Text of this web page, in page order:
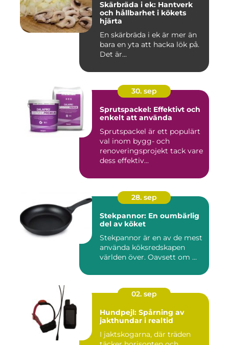
Skärbräda i ek: Hantverk
och hållbarhet i kökets
hjärta
En skärbräda i ek är mer än
bara en yta att hacka lök på.
Det är...
30. sep
Sprutspackel: Effektivt och
enkelt att använda
Sprutspackel är ett populärt
val inom bygg- och
renoveringsprojekt tack vare
dess effektiv...
28. sep
Stekpannor: En oumbärlig
del av köket
Stekpannor är en av de mest
använda köksredskapen
världen över. Oavsett om ...
02. sep
Hundpejl: Spårning av
jakthundar i realtid
I jaktskogarna, där träden